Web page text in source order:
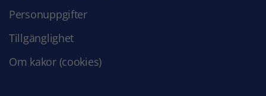
Personuppgifter
Tillgänglighet
Om kakor (cookies)